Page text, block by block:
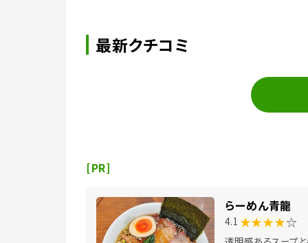
最新クチコミ
[PR]
らーめん青龍
4.1 ★★★★☆